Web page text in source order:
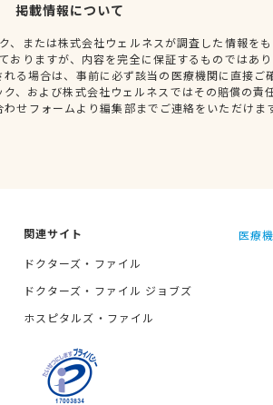
掲載情報について
、または株式会社ウェルネスが調査した情報を
おりますが、内容を完全に保証するものではあ
る場合は、事前に必ず該当の医療機関に直接ご
、および株式会社ウェルネスではその賠償の責
せフォームより編集部までご連絡をいただけま
関連サイト
ドクターズ・ファイル
ドクターズ・ファイル ジョブズ
ホスピタルズ・ファイル
医療